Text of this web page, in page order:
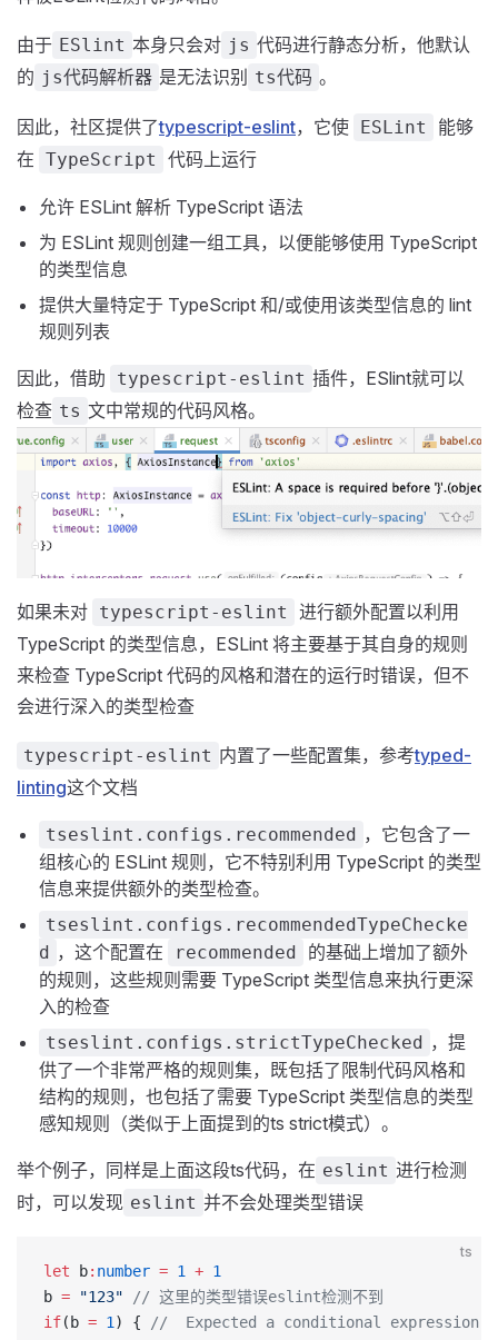
由于 ESlint 本身只会对 js 代码进行静态分析，他默认
的 js代码解析器 是无法识别 ts代码 。
因此，社区提供了typescript-eslint，它使 ESLint
能够
在 TypeScript 代码上运行
允许 ESLint 解析 TypeScript 语法
为 ESLint 规则创建一组工具，以便能够使用 TypeScript
的类型信息
提供大量特定于 TypeScript 和/或使用该类型信息的 lint
规则列表
因此，借助 typescript-eslint 插件，ESlint就可以
检查 ts 文中常规的代码风格。
如果未对 typescript-eslint
进行额外配置以利用
TypeScript 的类型信息，ESLint 将主要基于其自身的规则
来检查 TypeScript 代码的风格和潜在的运行时错误，但不
会进行深入的类型检查
typescript-eslint 内置了一些配置集，参考typed-
linting这个文档
tseslint.configs.recommended ，它包含了一
组核心的 ESLint 规则，它不特别利用 TypeScript 的类型
信息来提供额外的类型检查。
tseslint.configs.recommendedTypeChecke
d ，这个配置在 recommended
的基础上增加了额外
的规则，这些规则需要 TypeScript 类型信息来执行更深
入的检查
tseslint.configs.strictTypeChecked ，提
供了一个非常严格的规则集，既包括了限制代码风格和
结构的规则，也包括了需要 TypeScript 类型信息的类型
感知规则（类似于上面提到的ts strict模式）。
举个例子，同样是上面这段ts代码，在 eslint 进行检测
时，可以发现 eslint 并不会处理类型错误
ts
let b: number = 1 + 1
b = "123" // 这里的类型错误eslint检测不到
if(b = 1) { //  Expected a conditional expression